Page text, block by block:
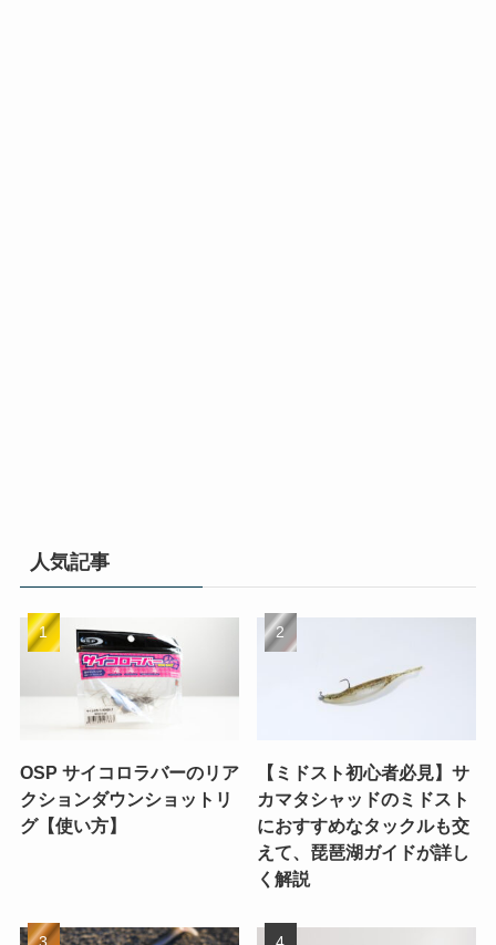
人気記事
OSP サイコロラバーのリア
クションダウンショットリ
グ【使い方】
【ミドスト初心者必見】サ
カマタシャッドのミドスト
におすすめなタックルも交
えて、琵琶湖ガイドが詳し
く解説